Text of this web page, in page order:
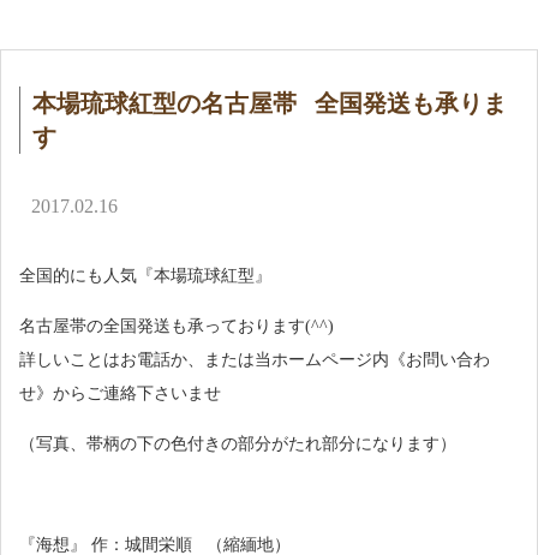
オンラインショップ
本場琉球紅型の名古屋帯 全国発送も承りま
す
2017.02.16
全国的にも人気『本場琉球紅型』
名古屋帯の全国発送も承っております(^^)
詳しいことはお電話か、または当ホームページ内《お問い合わ
せ》からご連絡下さいませ
（写真、帯柄の下の色付きの部分がたれ部分になります）
『海想』 作：城間栄順 （縮緬地）